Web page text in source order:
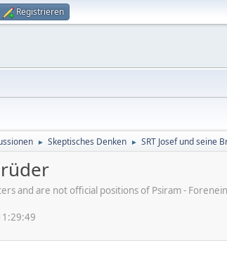
Registrieren
► Skeptisches Denken ► SRT Josef und seine
and are not official positions of Psiram -